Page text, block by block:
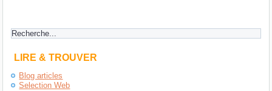
LIRE & TROUVER
Blog articles
Selection Web